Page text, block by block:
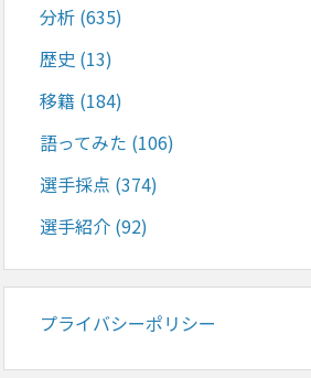
分析 (635)
歴史 (13)
移籍 (184)
語ってみた (106)
選手採点 (374)
選手紹介 (92)
プライバシーポリシー